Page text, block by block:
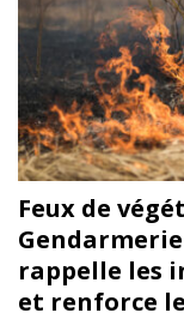
Feux de
rappelle les
et renforce